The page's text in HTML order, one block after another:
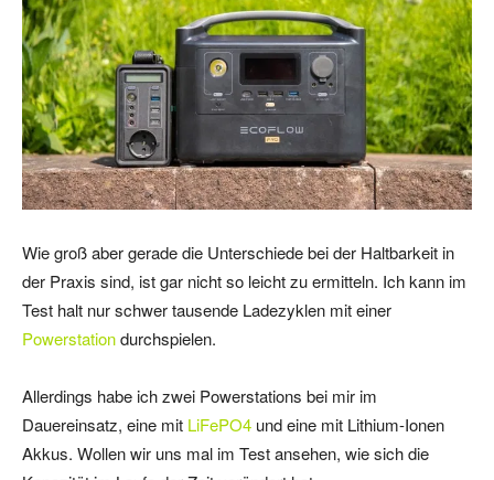
Wie groß aber gerade die Unterschiede bei der Haltbarkeit in
der Praxis sind, ist gar nicht so leicht zu ermitteln. Ich kann im
Test halt nur schwer tausende Ladezyklen mit einer
Powerstationdurchspielen.
Allerdings habe ich zwei Powerstations bei mir im
Dauereinsatz, eine mit LiFePO4 und eine mit Lithium-Ionen
Akkus. Wollen wir uns mal im Test ansehen, wie sich die